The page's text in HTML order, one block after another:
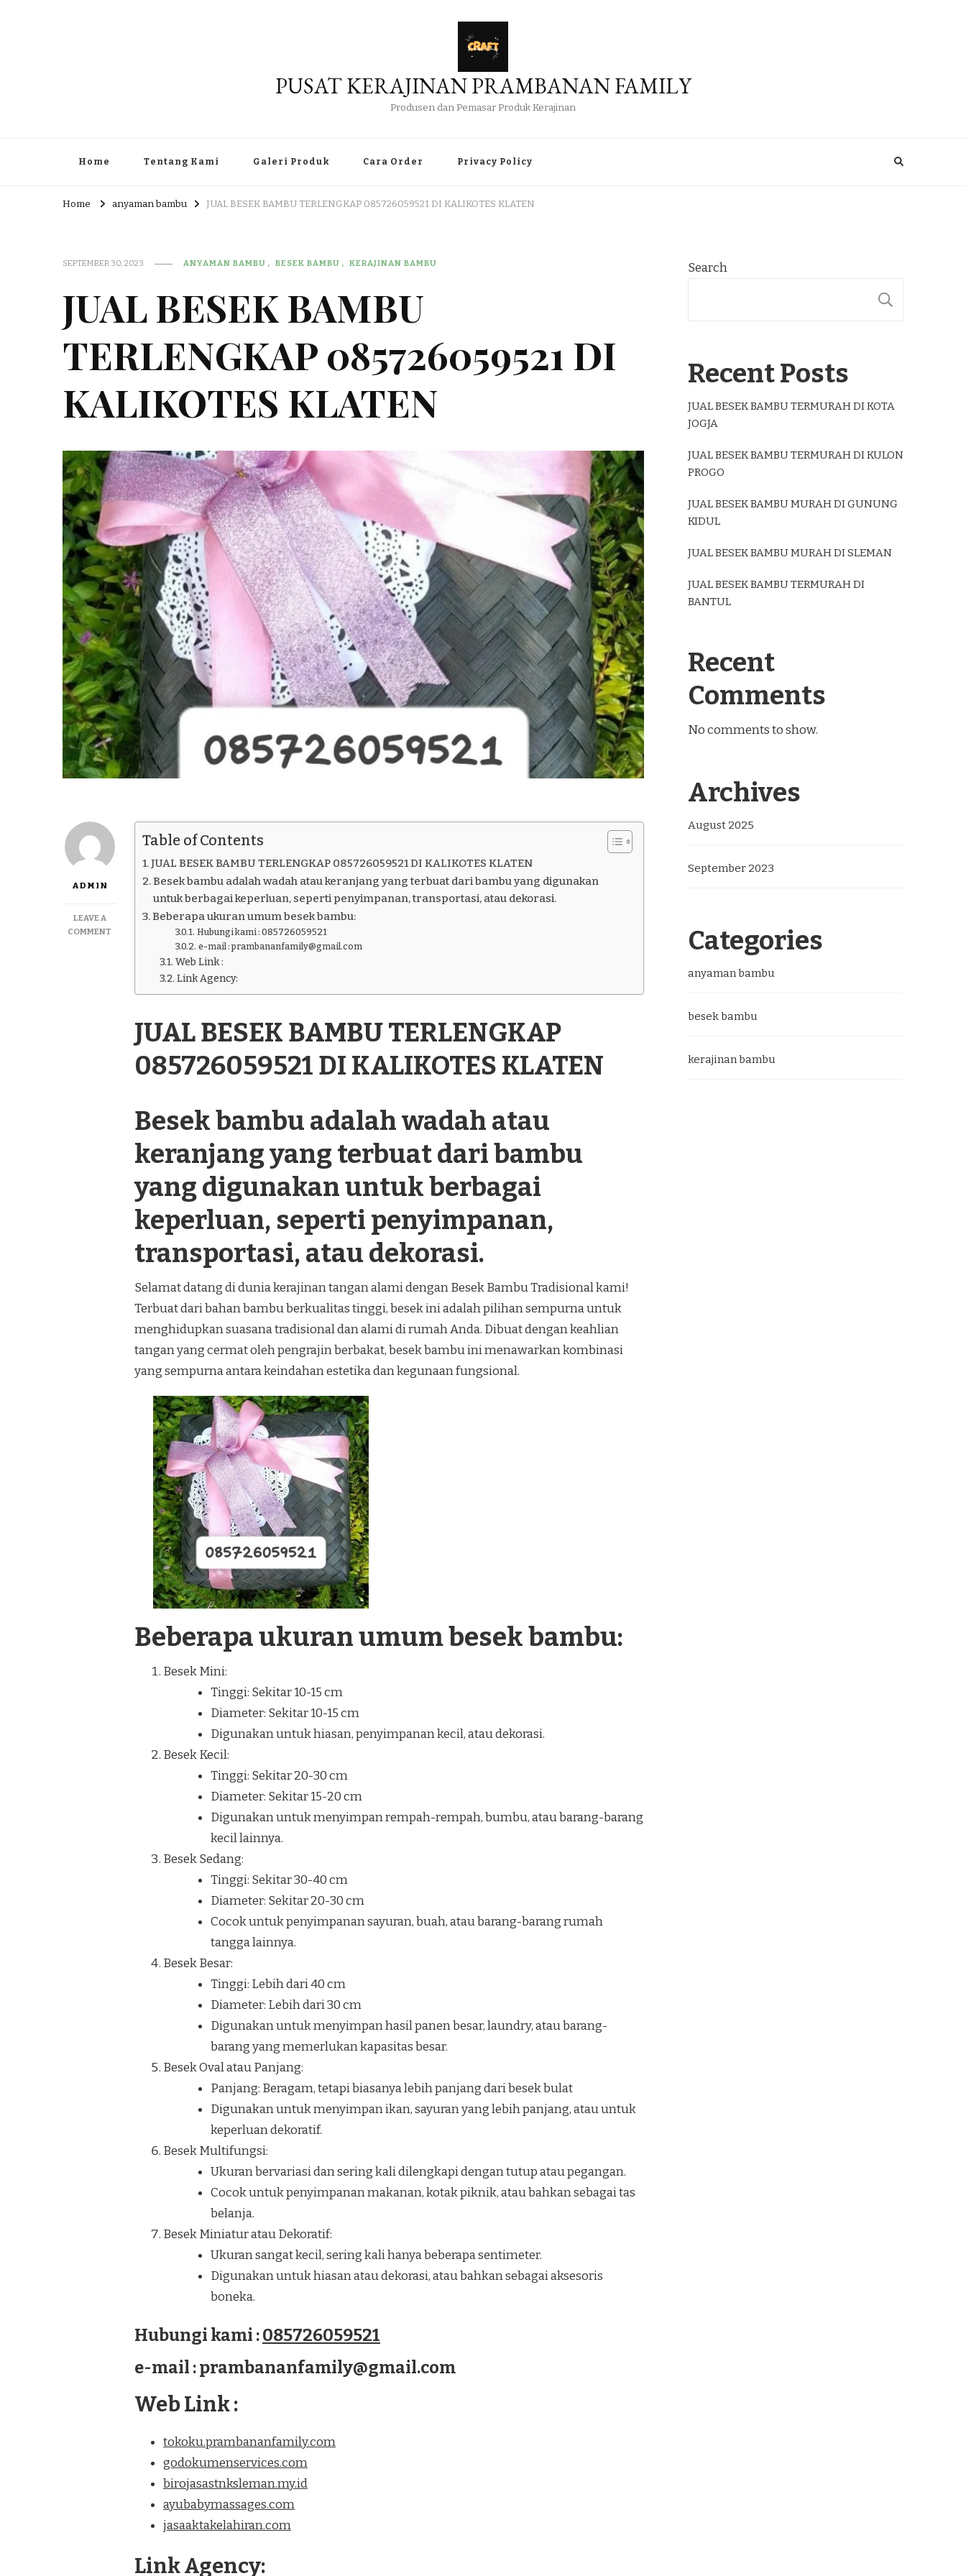
PUSAT KERAJINAN PRAMBANAN FAMILY
Produsen dan Pemasar Produk Kerajinan
Home Tentang Kami Galeri Produk Cara Order Privacy Policy
Home anyaman bambu JUAL BESEK BAMBU TERLENGKAP 085726059521 DI KALIKOTES KLATEN
SEPTEMBER 30, 2023 ANYAMAN BAMBU BESEK BAMBU KERAJINAN BAMBU
JUAL BESEK BAMBU
TERLENGKAP 085726059521 DI
KALIKOTES KLATEN
ADMIN
LEAVE A
COMMENT
TERLENGKAP
KALIKOTES
KLATEN
Table of Contents
JUAL BESEK BAMBU TERLENGKAP 085726059521 DI KALIKOTES KLATEN
Besek bambu adalah wadah atau keranjang yang terbuat dari bambu yang digunakan
untuk berbagai keperluan, seperti penyimpanan, transportasi, atau dekorasi.
Beberapa ukuran umum besek bambu:
Hubungi kami : 085726059521
e-mail : prambananfamily@gmail.com
Web Link :
Link Agency:
JUAL BESEK BAMBU TERLENGKAP
085726059521 DI KALIKOTES KLATEN
Besek bambu adalah wadah atau
keranjang yang terbuat dari bambu
yang digunakan untuk berbagai
keperluan, seperti penyimpanan,
transportasi, atau dekorasi.
Selamat datang di dunia kerajinan tangan alami dengan Besek Bambu Tradisional kami!
Terbuat dari bahan bambu berkualitas tinggi, besek ini adalah pilihan sempurna untuk
menghidupkan suasana tradisional dan alami di rumah Anda. Dibuat dengan keahlian
tangan yang cermat oleh pengrajin berbakat, besek bambu ini menawarkan kombinasi
yang sempurna antara keindahan estetika dan kegunaan fungsional.
Beberapa ukuran umum besek bambu:
Besek Mini:
Tinggi: Sekitar 10-15 cm
Diameter: Sekitar 10-15 cm
Digunakan untuk hiasan, penyimpanan kecil, atau dekorasi.
Besek Kecil:
Tinggi: Sekitar 20-30 cm
Diameter: Sekitar 15-20 cm
Digunakan untuk menyimpan rempah-rempah, bumbu, atau barang-barang
kecil lainnya.
Besek Sedang:
Tinggi: Sekitar 30-40 cm
Diameter: Sekitar 20-30 cm
Cocok untuk penyimpanan sayuran, buah, atau barang-barang rumah
tangga lainnya.
Besek Besar:
Tinggi: Lebih dari 40 cm
Diameter: Lebih dari 30 cm
Digunakan untuk menyimpan hasil panen besar, laundry, atau barang-
barang yang memerlukan kapasitas besar.
Besek Oval atau Panjang:
Panjang: Beragam, tetapi biasanya lebih panjang dari besek bulat
Digunakan untuk menyimpan ikan, sayuran yang lebih panjang, atau untuk
keperluan dekoratif.
Besek Multifungsi:
Ukuran bervariasi dan sering kali dilengkapi dengan tutup atau pegangan.
Cocok untuk penyimpanan makanan, kotak piknik, atau bahkan sebagai tas
belanja.
Besek Miniatur atau Dekoratif:
Ukuran sangat kecil, sering kali hanya beberapa sentimeter.
Digunakan untuk hiasan atau dekorasi, atau bahkan sebagai aksesoris
boneka.
Hubungi kami :085726059521
e-mail : prambananfamily@gmail.com
Web Link :
tokoku.prambananfamily.com
godokumenservices.com
birojasastnksleman.my.id
ayubabymassages.com
jasaaktakelahiran.com
Link Agency:
Search
Recent Posts
JUAL BESEK BAMBU TERMURAH DI KOTA
JOGJA
JUAL BESEK BAMBU TERMURAH DI KULON
PROGO
JUAL BESEK BAMBU MURAH DI GUNUNG
KIDUL
JUAL BESEK BAMBU MURAH DI SLEMAN
JUAL BESEK BAMBU TERMURAH DI
BANTUL
Recent
Comments
No comments to show.
Archives
August 2025
September 2023
Categories
anyaman bambu
besek bambu
kerajinan bambu